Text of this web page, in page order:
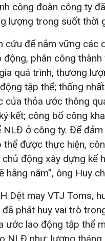
công đoàn công ty
lượng trong suốt thời
cứu để nắm vững các
động, phân công thành
quá trình, thương
tập thể; thống
của thỏa ước thông
kết; công bố công
NLĐ ở công ty. Để
được thực hiện,
động xây dựng kế
hằng năm”, ông Huy
Dệt may VTJ Toms,
đã phát huy vai trò
ước lao động tập thể
NLĐ như: lương tháng